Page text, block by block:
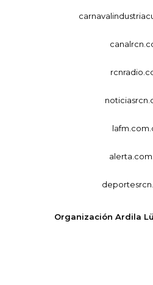
Organización Ardila